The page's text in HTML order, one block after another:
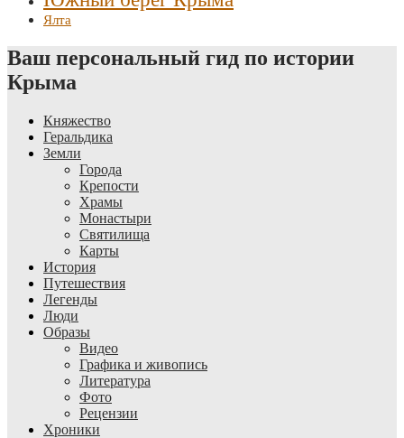
Ялта
Ваш персональный гид по истории
Крыма
Княжество
Геральдика
Земли
Города
Крепости
Храмы
Монастыри
Святилища
Карты
История
Путешествия
Легенды
Люди
Образы
Видео
Графика и живопись
Литература
Фото
Рецензии
Хроники